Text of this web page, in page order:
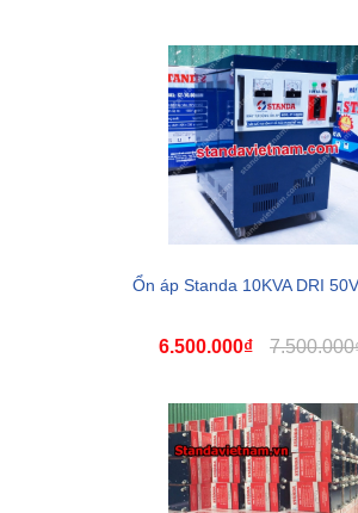
Ổn áp Standa 10KVA DRI
6.500.000₫